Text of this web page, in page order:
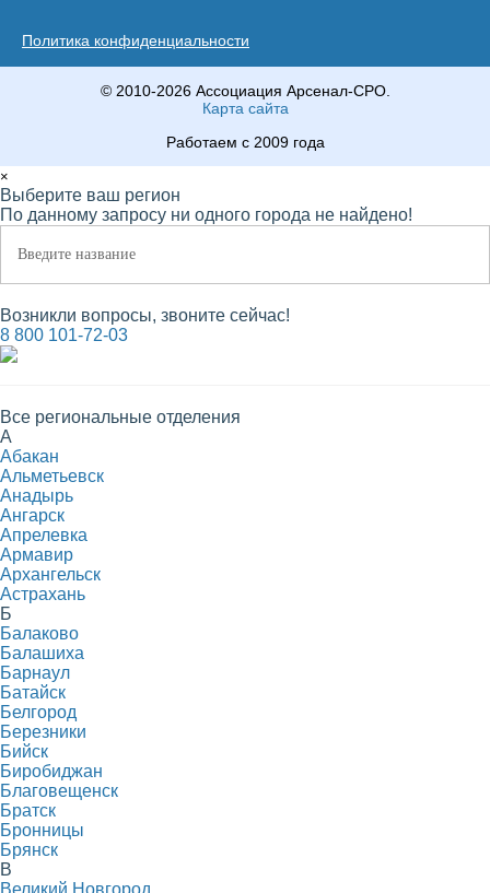
Политика конфиденциальности
© 2010-2026 Ассоциация Арсенал-СРО.
Карта сайта
Работаем с 2009 года
×
Выберите ваш регион
По данному запросу ни одного города не найдено!
Возникли вопросы, звоните сейчас!
8 800 101-72-03
Все региональные отделения
А
Абакан
Альметьевск
Анадырь
Ангарск
Апрелевка
Армавир
Архангельск
Астрахань
Б
Балаково
Балашиха
Барнаул
Батайск
Белгород
Березники
Бийск
Биробиджан
Благовещенск
Братск
Бронницы
Брянск
В
Великий Новгород